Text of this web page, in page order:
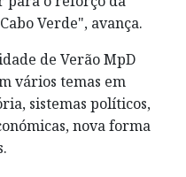
Verde", avança.
de Verão MpD
vários temas em
sistemas políticos,
nova forma